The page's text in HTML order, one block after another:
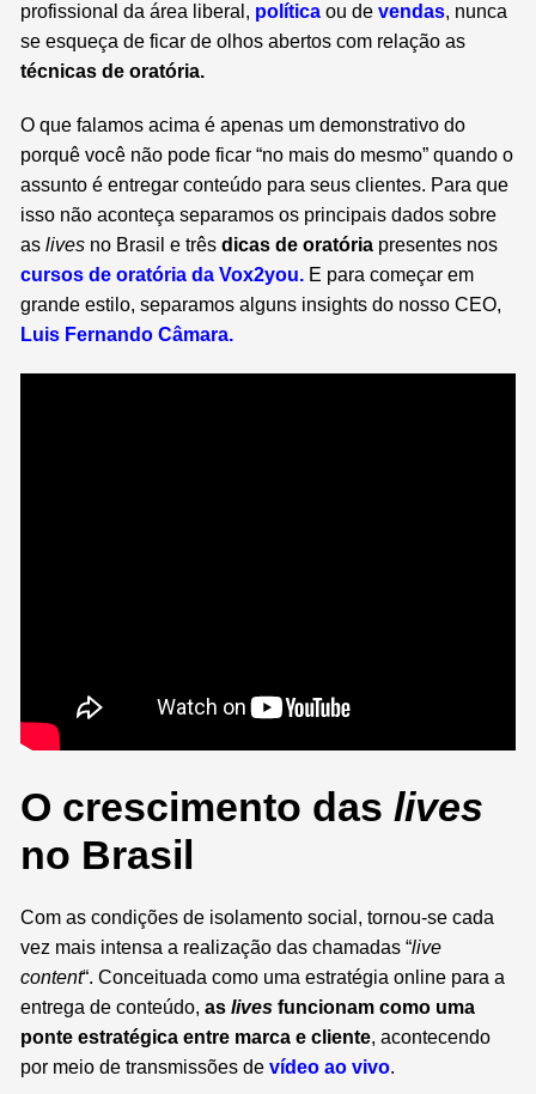
profissional da área liberal, política ou devendas, nunca
se esqueça de ficar de olhos abertos com relação as
técnicas de oratória.
O que falamos acima é apenas um demonstrativo do
porquê você não pode ficar “no mais do mesmo” quando o
assunto é entregar conteúdo para seus clientes. Para que
isso não aconteça separamos os principais dados sobre
aslives no Brasil e trêsdicas de oratória presentes nos
cursos de oratória da Vox2you. E para começar em
grande estilo, separamos alguns insights do nosso CEO,
Luis Fernando Câmara.
O crescimento daslives
no Brasil
Com as condições de isolamento social, tornou-se cada
vez mais intensa a realização das chamadas “live
content“. Conceituada como uma estratégia online para a
entrega de conteúdo, aslives funcionam como uma
ponte estratégica entre marca e cliente, acontecendo
por meio de transmissões devídeo ao vivo.